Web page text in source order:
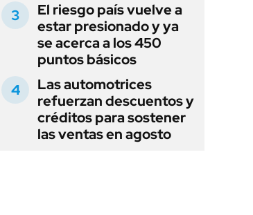
El riesgo país vuelve a
estar presionado y ya
se acerca a los 450
puntos básicos
Las automotrices
refuerzan descuentos y
créditos para sostener
las ventas en agosto